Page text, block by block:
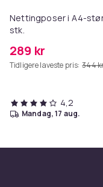
Nettingposer i A4-
stk.
289 kr
Tidligere laveste pris: 344
4,2
mandag, 17 aug.